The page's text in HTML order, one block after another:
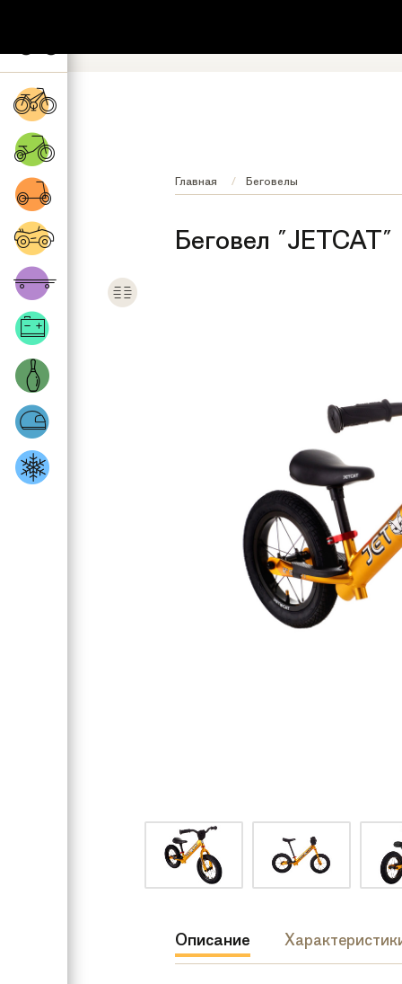
8 (800) 222-
Главная Беговелы
Беговел
Описание